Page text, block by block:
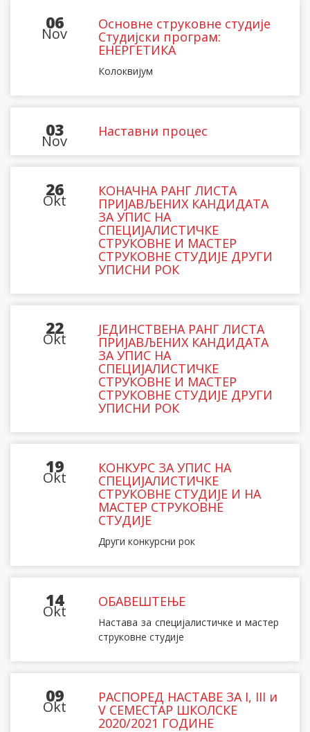
06
Nov
Основне струковне студије
Студијски програм:
ЕНЕРГЕТИКА
Колоквијум
03
Nov
Наставни процес
26
Okt
КОНАЧНА РАНГ ЛИСТА
ПРИЈАВЉЕНИХ КАНДИДАТА
ЗА УПИС НА
СПЕЦИЈАЛИСТИЧКЕ
СТРУКОВНЕ И МАСТЕР
СТРУКОВНЕ СТУДИЈЕ ДРУГИ
УПИСНИ РОК
22
Okt
ЈЕДИНСТВЕНА РАНГ ЛИСТА
ПРИЈАВЉЕНИХ КАНДИДАТА
ЗА УПИС НА
СПЕЦИЈАЛИСТИЧКЕ
СТРУКОВНЕ И МАСТЕР
СТРУКОВНЕ СТУДИЈЕ ДРУГИ
УПИСНИ РОК
19
Okt
КОНКУРС ЗА УПИС НА
СПЕЦИЈАЛИСТИЧКЕ
СТРУКОВНЕ СТУДИЈЕ И НА
МАСТЕР СТРУКОВНЕ
СТУДИЈЕ
Други конкурсни рок
14
Okt
ОБАВЕШТЕЊЕ
Настава за специјалистичке и мастер
струковне студије
09
Okt
РАСПОРЕД НАСТАВЕ ЗА I, III и
V СЕМЕСТАР ШКОЛСКЕ
2020/2021 ГОДИНЕ